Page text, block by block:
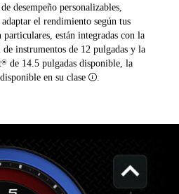
desempeño personalizables,
adaptar el rendimiento según tus
particulares, están integradas con la
instrumentos de 12 pulgadas y la
® de 14.5 pulgadas disponible, la
en su clase
Disclosure
.